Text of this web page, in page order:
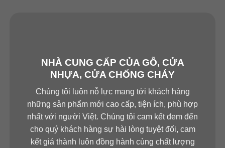
NHÀ CUNG CẤP CỦA GỖ, CỬA
NHỰA, CỬA CHỐNG CHÁY
Chúng tôi luôn nỗ lực mang tới khách hàng
những sản phẩm mới cao cấp, tiện ích, phù hợp
nhất với người Việt. Chúng tôi cam kết đem đến
cho quý khách hàng sự hài lòng tuyệt đối, cam
kết giá thành luôn đồng hành cùng chất lượng